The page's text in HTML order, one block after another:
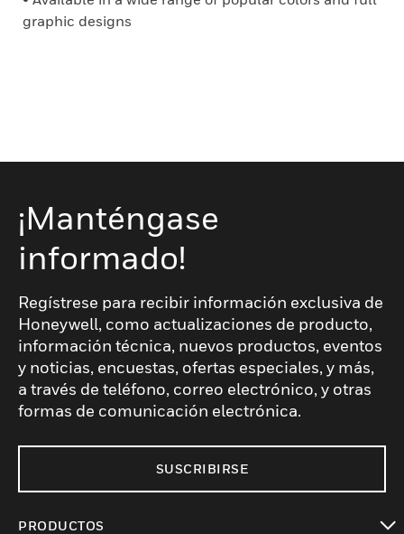
graphic designs
¡Manténgase
informado!
Regístrese para recibir información exclusiva de
Honeywell, como actualizaciones de producto,
información técnica, nuevos productos, eventos
y noticias, encuestas, ofertas especiales, y más,
a través de teléfono, correo electrónico, y otras
formas de comunicación electrónica.
SUSCRIBIRSE
PRODUCTOS